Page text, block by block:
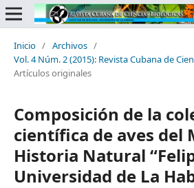
Inicio / Archivos /
Vol. 4 Núm. 2 (2015): Revista Cubana de
Artículos originales
Composición de la
científica de aves del
Historia Natural
Universidad de La